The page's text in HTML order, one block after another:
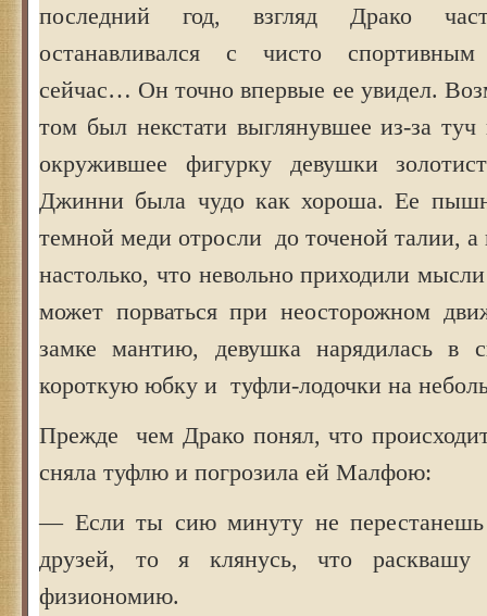
последний год, взгляд Драко
останавливался с чисто
сейчас… Он точно впервые ее увидел.
том был некстати выглянувшее из-за
окружившее фигурку девушки
Джинни была чудо как хороша. Ее
темной меди отросли до точеной талии, а
настолько, что невольно приходили
может порваться при неосторожном
замке мантию, девушка нарядилась в
короткую юбку и туфли-лодочки на
Прежде чем Драко понял, что
сняла туфлю и погрозила ей Малфою:
— Если ты сию минуту не перестанешь
друзей, то я клянусь, что расквашу
физиономию.